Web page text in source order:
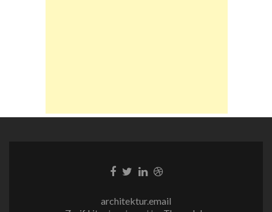
Facebook-
Twitter-
LinkedIn-
Dribble-
architektur.email